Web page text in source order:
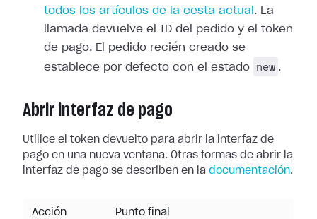
todos los artículos de la cesta actual . La
llamada devuelve el ID del pedido y el token
de pago. El pedido recién creado se
establece por defecto con el estado
new .
Abrir interfaz de pago
Utilice el token devuelto para abrir la interfaz de
pago en una nueva ventana. Otras formas de abrir la
interfaz de pago se describen en la documentación.
Acción Punto final